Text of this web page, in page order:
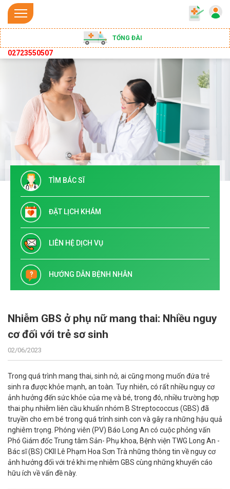
TỔNG ĐÀI
02723550507
TÌM BÁC SĨ
ĐẶT LỊCH KHÁM
LIÊN HỆ DỊCH VỤ
HƯỚNG DẪN BỆNH NHÂN
Nhiễm GBS ở phụ nữ mang thai: Nhiều nguy
cơ đối với trẻ sơ sinh
02/06/2023
Trong quá trình mang thai, sinh nở, ai cũng mong muốn đứa trẻ
sinh ra được khỏe mạnh, an toàn. Tuy nhiên, có rất nhiều nguy cơ
ảnh hưởng đến sức khỏe của mẹ và bé, trong đó, nhiều trường hợp
thai phụ nhiễm liên cầu khuẩn nhóm B Streptococcus (GBS) đã
truyền cho em bé trong quá trình sinh con và gây ra những hậu quả
nghiêm trọng. Phóng viên (PV) Báo Long An có cuộc phỏng vấn
Phó Giám đốc Trung tâm Sản- Phụ khoa, Bệnh viện TWG Long An -
Bác sĩ (BS) CKII Lê Phạm Hoa Sơn Trà những thông tin về nguy cơ
ảnh hưởng đối với trẻ khi mẹ nhiễm GBS cùng những khuyến cáo
hữu ích về vấn đề này.